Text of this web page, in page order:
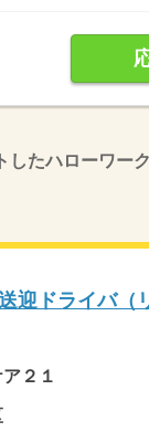
したハローワー
迎ドライバ（
２１